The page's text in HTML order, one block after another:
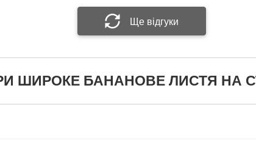
Надіслати відгук
Ще відгуки
ШИРОКЕ БАНАНОВЕ ЛИСТЯ НА